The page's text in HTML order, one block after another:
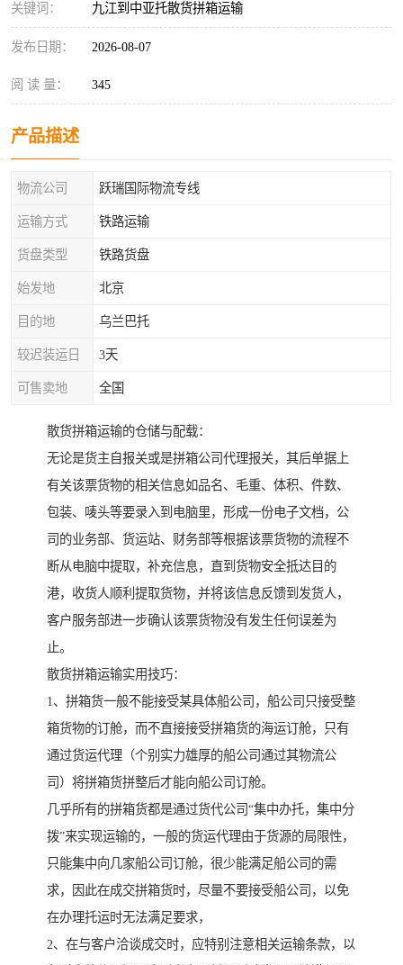
关键词： 九江到中亚托散货拼箱运输
发布日期： 2026-08-07
阅 读 量： 345
产品描述
物流公司 跃瑞国际物流专线
运输方式 铁路运输
货盘类型 铁路货盘
始发地 北京
目的地 乌兰巴托
较迟装运日 3天
可售卖地 全国
散货拼箱运输的仓储与配载：
无论是货主自报关或是拼箱公司代理报关，其后单据上
有关该票货物的相关信息如品名、毛重、体积、件数、
包装、唛头等要录入到电脑里，形成一份电子文档，公
司的业务部、货运站、财务部等根据该票货物的流程不
断从电脑中提取，补充信息，直到货物安全抵达目的
港，收货人顺利提取货物，并将该信息反馈到发货人，
客户服务部进一步确认该票货物没有发生任何误差为
止。
散货拼箱运输实用技巧：
1、拼箱货一般不能接受某具体船公司，船公司只接受整
箱货物的订舱，而不直接接受拼箱货的海运订舱，只有
通过货运代理（个别实力雄厚的船公司通过其物流公
司）将拼箱货拼整后才能向船公司订舱。
几乎所有的拼箱货都是通过货代公司“集中办托，集中分
拨”来实现运输的，一般的货运代理由于货源的局限性，
只能集中向几家船公司订舱，很少能满足船公司的需
求，因此在成交拼箱货时，尽量不要接受船公司，以免
在办理托运时无法满足要求，
2、在与客户洽谈成交时，应特别注意相关运输条款，以